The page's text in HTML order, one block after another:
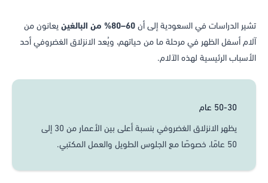
تشير الدراسات في السعودية إلى أن60–80% من البالغين
يعانون من
آلام أسفل الظهر في مرحلة ما من حياتهم، ويُعد الانزلاق الغضروفي أحد
الأسباب الرئيسية لهذه الآلام.
50-30 عام
يظهر الانزلاق الغضروفي بنسبة أعلى بين الأعمار من 30 إلى
50 عامًا، خصوصًا مع الجلوس الطويل والعمل المكتبي.